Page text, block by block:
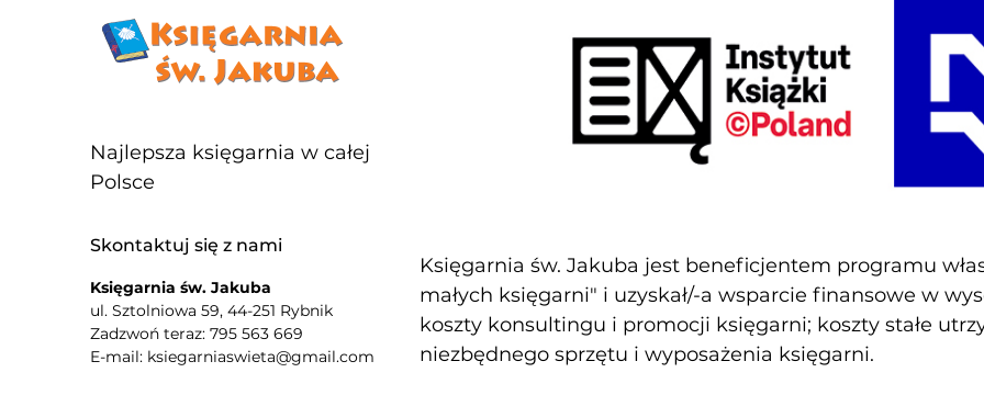
Najlepsza księgarnia w całej
Polsce
Skontaktuj się z nami
Księgarnia św. Jakuba
ul. Sztolniowa 59, 44-251 Rybnik
Zadzwoń teraz: 795 563 669
E-mail: ksiegarniaswieta@gmail.com
Księgarnia św. Jakuba jest beneficjentem programu
małych księgarni" i uzyskał/-a wsparcie finansowe w
koszty konsultingu i promocji księgarni; koszty stałe
niezbędnego sprzętu i wyposażenia księgarni.